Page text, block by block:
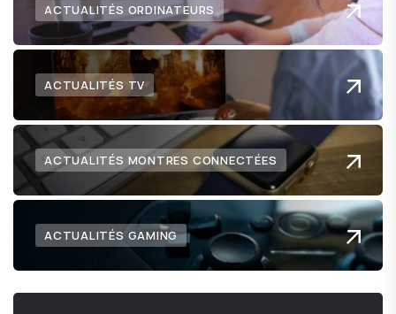
ACTUALITÉS ORDINATEURS
ACTUALITÉS TV
ACTUALITÉS MONTRES CONNECTÉES
ACTUALITÉS GAMING